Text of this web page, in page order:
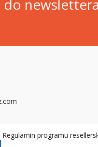
do newslettera
Regulamin programu